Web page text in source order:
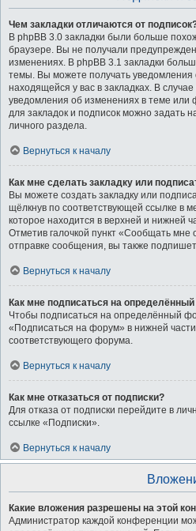
Чем закладки отличаются от
В phpBB 3.0 закладки были больше
браузере. Вы не получали
изменениях. В phpBB 3.1 закладки
темы. Вы можете получать уведомления
находящейся у вас в закладках. В
уведомления об изменениях в теме или
для закладок и подписок можно задать
личного раздела.
Вернуться к началу
Как мне сделать закладку или
Вы можете создать закладку или
щёлкнув по соответствующей ссылке в
которое находится в верхней и нижней
Отметив галочкой пункт «Сообщать мне
отправке сообщения, вы также
Вернуться к началу
Как мне подписаться на
Чтобы подписаться на определённый
«Подписаться на форум» в нижней
соответствующего форума.
Вернуться к началу
Как мне отказаться от подписки?
Для отказа от подписки перейдите в
ссылке «Подписки».
Вернуться к началу
Какие вложения разрешены на этой
Администратор каждой конференции